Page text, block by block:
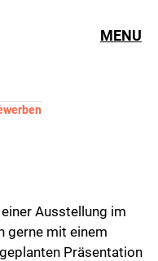
MENU
Ausstellung im
gerne mit einem
Präsentation